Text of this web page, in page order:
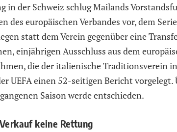
in der Schweiz schlug Mailands
des europäischen Verbandes vor, dem
statt dem Verein gegenüber eine
einjährigen Ausschluss aus dem
die der italienische Traditionsverein
UEFA einen 52-seitigen Bericht vorgelegt.
Saison werde entschieden.
keine Rettung